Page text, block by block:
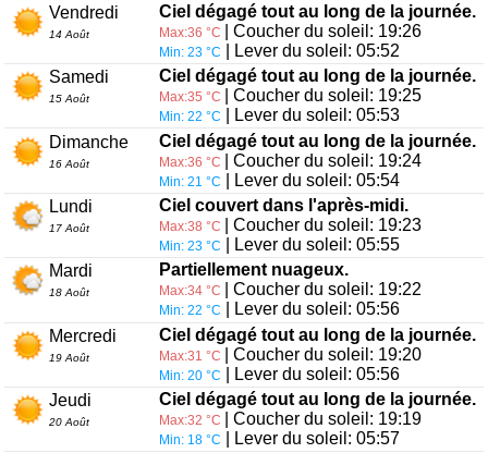
Vendredi
14 Août
Ciel dégagé tout au long de la journée.
Max:36 °C | Coucher du soleil: 19:26
Min: 23 °C
| Lever du soleil: 05:52
Samedi
15 Août
Ciel dégagé tout au long de la journée.
Max:35 °C | Coucher du soleil: 19:25
Min: 22 °C
| Lever du soleil: 05:53
Dimanche
16 Août
Ciel dégagé tout au long de la journée.
Max:36 °C | Coucher du soleil: 19:24
Min: 21 °C
| Lever du soleil: 05:54
Lundi
17 Août
Ciel couvert dans l'après-midi.
Max:38 °C | Coucher du soleil: 19:23
Min: 23 °C
| Lever du soleil: 05:55
Mardi
18 Août
Partiellement nuageux.
Max:34 °C | Coucher du soleil: 19:22
Min: 22 °C
| Lever du soleil: 05:56
Mercredi
19 Août
Ciel dégagé tout au long de la journée.
Max:31 °C | Coucher du soleil: 19:20
Min: 20 °C
| Lever du soleil: 05:56
Jeudi
20 Août
Ciel dégagé tout au long de la journée.
Max:32 °C | Coucher du soleil: 19:19
Min: 18 °C
| Lever du soleil: 05:57